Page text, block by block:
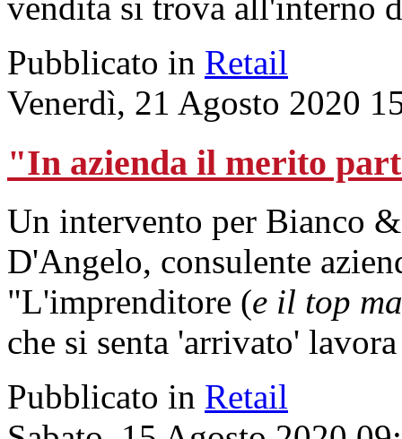
Pubblicato in Retail
Venerdì, 21 Agosto 2020
"In azienda il merito
Un intervento per Bianco
D'Angelo, consulente
"L'imprenditore (e il top
che si senta 'arrivato'
Pubblicato in Retail